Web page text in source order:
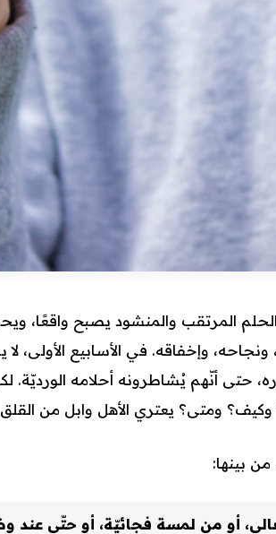
المرتقب والمنشود يصبح واقعًا،
وإخفاقه. في الأسابيع الأولى، لا
حتى أنّهم يُشاطرونه أحلامه الورديّة.
ومتى؟ يعتري الأهل وابل من
بينها:
أو من لمسة فجائيّة، أو حتّى عند